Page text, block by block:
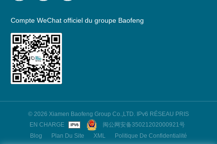
Compte WeChat officiel du groupe Baofeng
© 2026 Xiamen Baofeng Group Co.,LTD. IPv6 RÉSEAU PRIS
EN CHARGE
闽公网安备35021202000921号
Blog
Plan Du Site XML Politique De Confidentialité